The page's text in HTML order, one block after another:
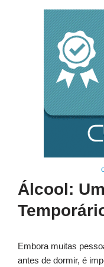
Álcool:
Embora muitas
antes de dormir, é